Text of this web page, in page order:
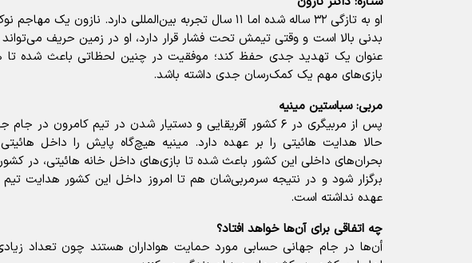
او به تازگی ۳۲ ساله شده اما ۱۱ سال تجربه بین‌المللی دارد. نازون یک
بدنی بالا است و وقتی تیمش تحت فشار قرار دارد، او در زمین حریف می‌تواند
عنوان یک تهدید جدی حفظ کند؛ موفقیت در چنین لحظاتی باعث شده تا
بازی‌های مهم یک کمک‌رسان جدی داشته باشد.
مربی: سباستین مینیه
پس از مربیگری در ۶ کشور آفریقایی و دستیار شدن در تیم کامرون در
حالا هدایت هائیتی را بر عهده دارد. مینیه هیچ‌گاه پایش را داخل
بحران‌های داخلی این کشور باعث شده تا بازی‌های داخل خانه هائیتی، در
برگزار شود و در نتیجه سرمربی‌شان هم تا امروز داخل این کشور هدایت تیم
عهده نداشته است.
چه اتفاقی برای آن‌ها خواهد افتاد؟
أن‌ها در جام جهانی حسابی مورد حمایت هواداران هستند چون تعداد